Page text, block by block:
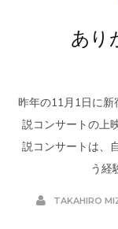
あり
昨年の11月1日に新
説コンサートの上
説コンサートは、
う経
TAKAHIRO